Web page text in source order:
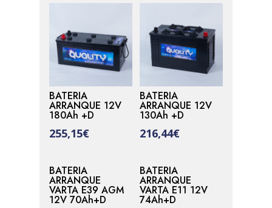
BATERIA
ARRANQUE 12V
180Ah +D
255,15€
BATERIA
ARRANQUE 12V
130Ah +D
216,44€
BATERIA
ARRANQUE
VARTA E39 AGM
12V 70Ah+D
BATERIA
ARRANQUE
VARTA E11 12V
74Ah+D